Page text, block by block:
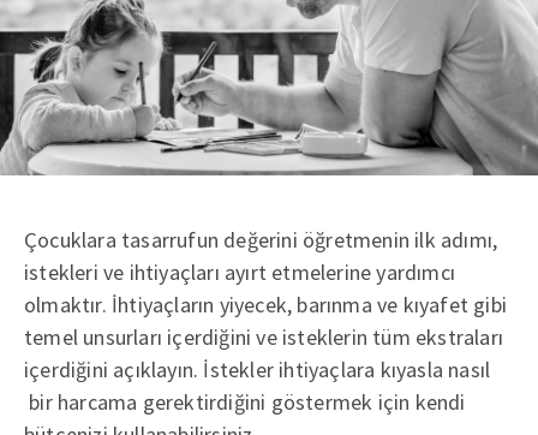
Çocuklara tasarrufun değerini öğretmenin ilk adımı,
istekleri ve ihtiyaçları ayırt etmelerine yardımcı
olmaktır. İhtiyaçların yiyecek, barınma ve kıyafet gibi
temel unsurları içerdiğini ve isteklerin tüm ekstraları
içerdiğini açıklayın. İstekler ihtiyaçlara kıyasla nasıl
bir harcama gerektirdiğini göstermek için kendi